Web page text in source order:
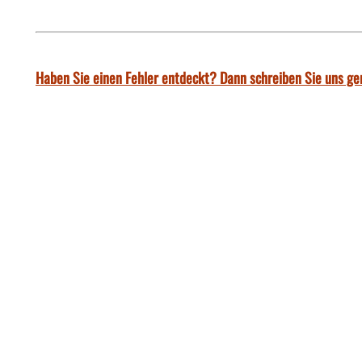
Haben Sie einen Fehler entdeckt? Dann schreiben Sie uns